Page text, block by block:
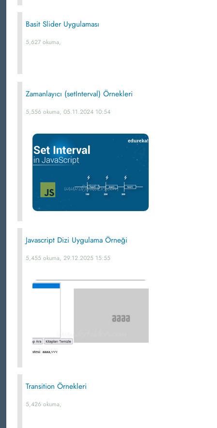
Basit Slider Uygulaması
5,627 okuma,
Zamanlayıcı (setInterval) Örnekleri
5,556 okuma, 05.11.2024 10:54
Javascript Dizi Uygulama Örneği
5,455 okuma, 29.12.2025 15:55
Transition Örnekleri
5,426 okuma,